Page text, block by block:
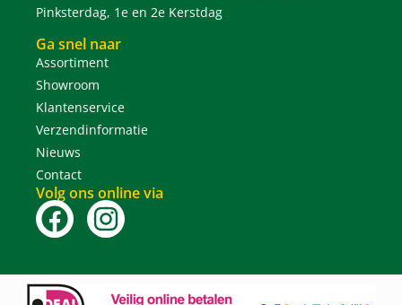
Pinksterdag, 1e en 2e Kerstdag
Ga snel naar
Assortiment
Showroom
Klantenservice
Verzendinformatie
Nieuws
Contact
Volg ons online via